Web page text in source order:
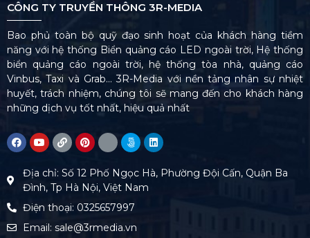
CÔNG TY TRUYỀN THÔNG 3R-MEDIA
Bao phủ toàn bộ quỹ đạo sinh hoạt của khách hàng tiềm
năng với hệ thống Biển quảng cáo LED ngoài trời, Hệ thống
biển quảng cáo ngoài trời, hệ thống tòa nhà, quảng cáo
Vinbus, Taxi và Grab… 3R-Media với nền tảng nhân sự nhiệt
huyết, trách nhiệm, chúng tôi sẽ mang đến cho khách hàng
những dịch vụ tốt nhất, hiệu quả nhất
Địa chỉ: Số 12 Phố Ngọc Hà, Phường Đội Cấn, Quận Ba
Đình, Tp Hà Nội, Việt Nam
Điện thoại: 0325657997
Email: sale@3rmedia.vn